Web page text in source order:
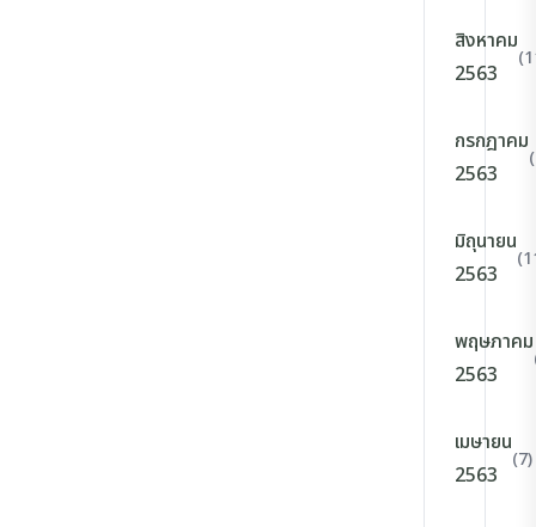
สิงหาคม
2563
กรกฎาคม
2563
มิถุนายน
2563
พฤษภาคม
2563
เมษายน
2563
(7)